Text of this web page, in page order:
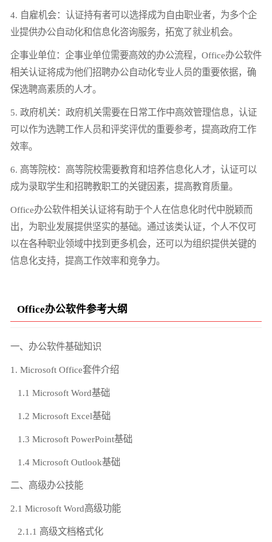
4. 自雇机会：认证持有者可以选择成为自由职业者，为多个企
业提供办公自动化和信息化咨询服务，拓宽了就业机会。
企事业单位：企事业单位需要高效的办公流程，Office办公软件
相关认证将成为他们招聘办公自动化专业人员的重要依据，确
保选聘高素质的人才。
5. 政府机关：政府机关需要在日常工作中高效管理信息，认证
可以作为选聘工作人员和评奖评优的重要参考，提高政府工作
效率。
6. 高等院校：高等院校需要教育和培养信息化人才，认证可以
成为录取学生和招聘教职工的关键因素，提高教育质量。
Office办公软件相关认证将有助于个人在信息化时代中脱颖而
出，为职业发展提供坚实的基础。通过该类认证，个人不仅可
以在各种职业领域中找到更多机会，还可以为组织提供关键的
信息化支持，提高工作效率和竞争力。
Office办公软件参考大纲
一、办公软件基础知识
1. Microsoft Office套件介绍
1.1 Microsoft Word基础
1.2 Microsoft Excel基础
1.3 Microsoft PowerPoint基础
1.4 Microsoft Outlook基础
二、高级办公技能
2.1 Microsoft Word高级功能
2.1.1 高级文档格式化